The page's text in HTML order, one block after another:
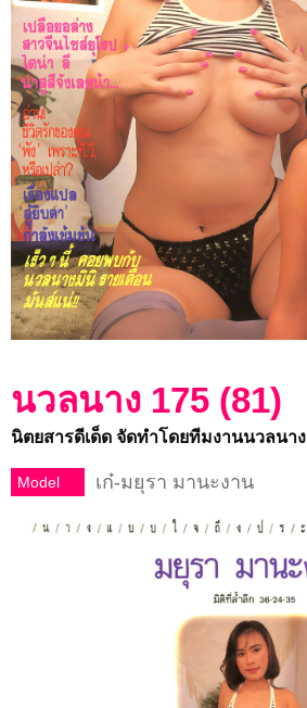
แกม
เพชร
CLASSIC
PHOTO
LIST
นวลนาง 175 (81)
นิตยสารดีเด็ด จัดทําโดยทีมงานนวลนาง
Model เก๋-มยุรา มานะงาน